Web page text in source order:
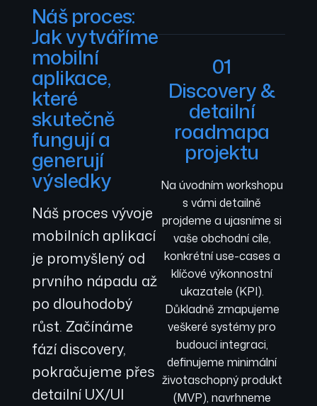
Náš proces:
Jak vytváříme
mobilní
aplikace,
které
skutečně
fungují a
generují
výsledky
Náš proces vývoje
mobilních aplikací
je promyšlený od
prvního nápadu až
po dlouhodobý
růst. Začínáme
fází discovery,
pokračujeme přes
detailní UX/UI
01
Discovery &
detailní
roadmapa
projektu
Na úvodním workshopu
s vámi detailně
projdeme a ujasníme si
vaše obchodní cíle,
konkrétní use-cases a
klíčové výkonnostní
ukazatele (KPI).
Důkladně zmapujeme
veškeré systémy pro
budoucí integraci,
definujeme minimální
životaschopný produkt
(MVP), navrhneme